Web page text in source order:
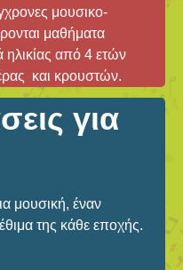
μουσικο-
μαθήματα
ηλικίας από 4 ετών
και κρουστών.
για
μουσική, έναν
της κάθε εποχής.